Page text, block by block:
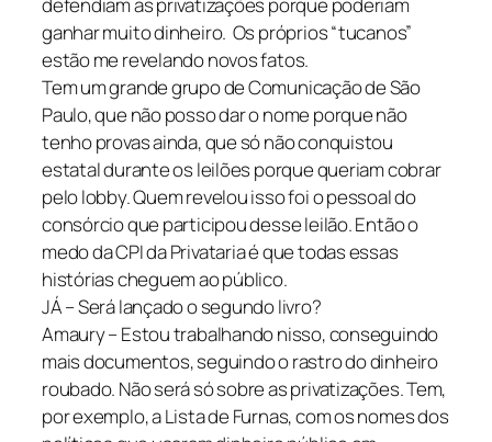
defendiam as privatizações porque poderiam
ganhar muito dinheiro. Os próprios “tucanos”
estão me revelando novos fatos.
Tem um grande grupo de Comunicação de São
Paulo, que não posso dar o nome porque não
tenho provas ainda, que só não conquistou
estatal durante os leilões porque queriam cobrar
pelo lobby. Quem revelou isso foi o pessoal do
consórcio que participou desse leilão. Então o
medo da CPI da Privataria é que todas essas
histórias cheguem ao público.
JÁ – Será lançado o segundo livro?
Amaury – Estou trabalhando nisso, conseguindo
mais documentos, seguindo o rastro do dinheiro
roubado. Não será só sobre as privatizações. Tem,
por exemplo, a Lista de Furnas, com os nomes dos